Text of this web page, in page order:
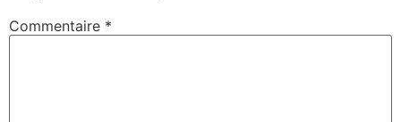
Commentaire *